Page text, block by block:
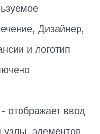
Дизайнер,
и логотип
отображает ввод
узлы, элементов,